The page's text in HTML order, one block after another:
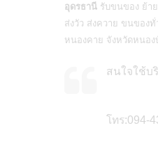
อุดรธานี รับขนของ ย้า
ส่งวัว ส่งควาย ขนของ
หนองคาย จังหวัดหนอ
สนใจใช้บ
โทร:094-